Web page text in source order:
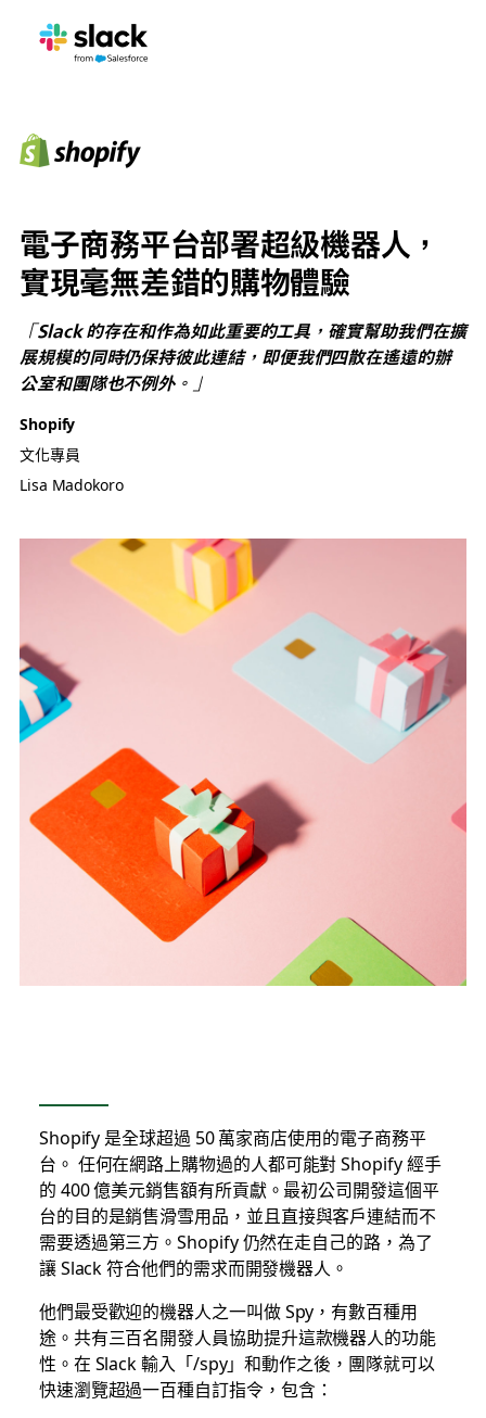
電子商務平台部署超級機器人，
實現毫無差錯的購物體驗
「Slack 的存在和作為如此重要的工具，確實幫助我們在擴
展規模的同時仍保持彼此連結，即便我們四散在遙遠的辦
公室和團隊也不例外。」
Shopify
文化專員
Lisa Madokoro
Shopify 是全球超過 50 萬家商店使用的電子商務平
台。 任何在網路上購物過的人都可能對 Shopify 經手
的 400 億美元銷售額有所貢獻。最初公司開發這個平
台的目的是銷售滑雪用品，並且直接與客戶連結而不
需要透過第三方。Shopify 仍然在走自己的路，為了
讓 Slack 符合他們的需求而開發機器人。
他們最受歡迎的機器人之一叫做 Spy，有數百種用
途。共有三百名開發人員協助提升這款機器人的功能
性。在 Slack 輸入「/spy」和動作之後，團隊就可以
快速瀏覽超過一百種自訂指令，包含：